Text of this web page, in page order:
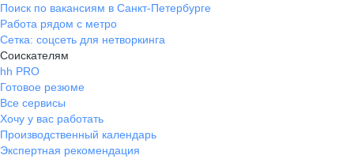
Поиск по вакансиям в Санкт-Петербурге
Работа рядом с метро
Сетка: соцсеть для нетворкинга
Соискателям
hh PRO
Готовое резюме
Все сервисы
Хочу у вас работать
Производственный календарь
Экспертная рекомендация